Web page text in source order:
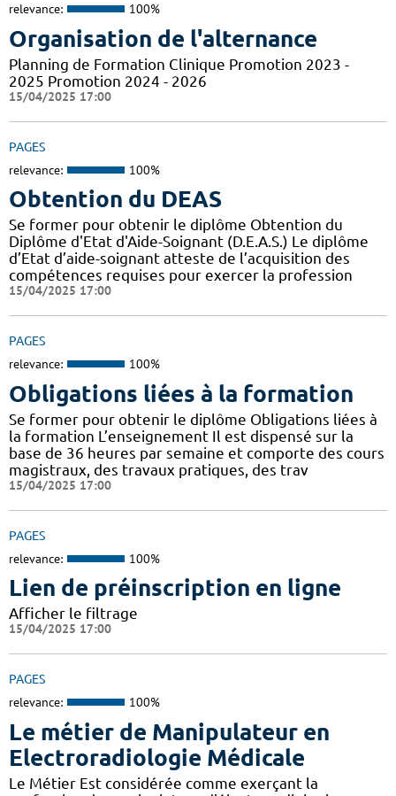
relevance: 100%
Organisation de l'alternance
Planning de Formation Clinique Promotion 2023 -
2025 Promotion 2024 - 2026
15/04/2025 17:00
PAGES
relevance: 100%
Obtention du DEAS
Se former pour obtenir le diplôme Obtention du
Diplôme d'Etat d'Aide-Soignant (D.E.A.S.) Le diplôme
d’Etat d’aide-soignant atteste de l’acquisition des
compétences requises pour exercer la profession
15/04/2025 17:00
PAGES
relevance: 100%
Obligations liées à la formation
Se former pour obtenir le diplôme Obligations liées à
la formation L’enseignement Il est dispensé sur la
base de 36 heures par semaine et comporte des cours
magistraux, des travaux pratiques, des trav
15/04/2025 17:00
PAGES
relevance: 100%
Lien de préinscription en ligne
Afficher le filtrage
15/04/2025 17:00
PAGES
relevance: 100%
Le métier de Manipulateur en
Electroradiologie Médicale
Le Métier Est considérée comme exerçant la